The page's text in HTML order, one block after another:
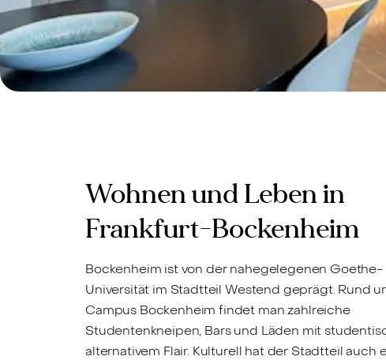
Wohnen und Leben in
Frankfurt-Bockenheim
Bockenheim ist von der nahegelegenen Goethe-
Universität im Stadtteil Westend geprägt. Rund
Campus Bockenheim findet man zahlreiche
Studentenkneipen, Bars und Läden mit
alternativem Flair. Kulturell hat der Stadtteil auch